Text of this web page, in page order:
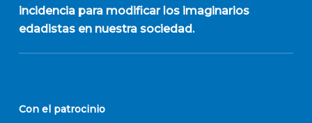
incidencia para modificar los imaginarios
edadistas en nuestra sociedad.
Con el patrocinio